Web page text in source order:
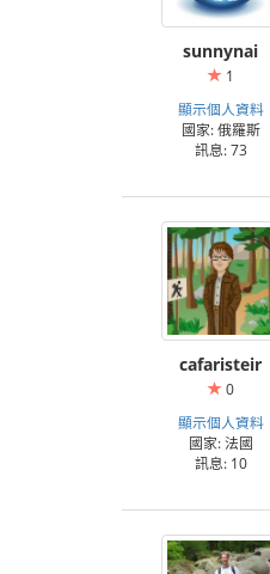
sunnynai
1
顯示個人資料
國家: 俄羅斯
訊息: 73
cafaristeir
0
顯示個人資料
國家: 法國
訊息: 10